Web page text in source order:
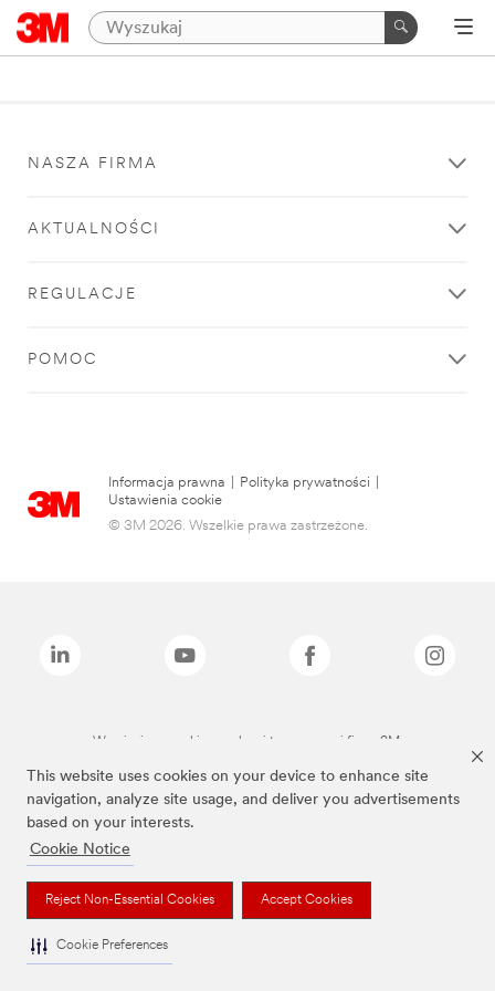
This website uses cookies on your device to enhance site
navigation, analyze site usage, and deliver you advertisements
based on your interests.
Cookie Notice
Reject Non-Essential Cookies Accept Cookies
Cookie Preferences
NASZA FIRMA
AKTUALNOŚCI
REGULACJE
POMOC
Informacja prawna Polityka prywatności
Ustawienia cookie
© 3M 2026. Wszelkie prawa zastrzeżone.
Wymienione marki są znakami towarowymi firmy 3M.